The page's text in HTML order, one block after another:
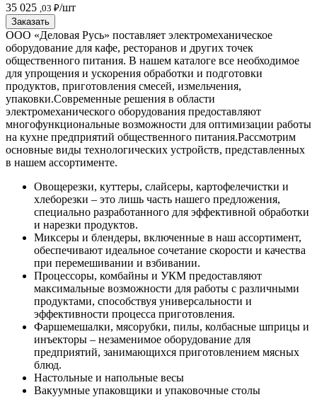
35 025 ,03 ₽/шт
Заказать
ООО «Деловая Русь» поставляет электромеханическое
оборудование для кафе, ресторанов и других точек
общественного питания. В нашем каталоге все необходимое
для упрощения и ускорения обработки и подготовки
продуктов, приготовления смесей, измельчения,
упаковки.Современные решения в области
электромеханического оборудования предоставляют
многофункциональные возможности для оптимизации работы
на кухне предприятий общественного питания.Рассмотрим
основные виды технологических устройств, представленных
в нашем ассортименте.
Овощерезки, куттеры, слайсеры, картофелечистки и
хлеборезки – это лишь часть нашего предложения,
специально разработанного для эффективной обработки
и нарезки продуктов.
Миксеры и блендеры, включенные в наш ассортимент,
обеспечивают идеальное сочетание скорости и качества
при перемешивании и взбивании.
Процессоры, комбайны и УКМ предоставляют
максимальные возможности для работы с различными
продуктами, способствуя универсальности и
эффективности процесса приготовления.
Фаршемешалки, мясорубки, пилы, колбасные шприцы и
инъекторы – незаменимое оборудование для
предприятий, занимающихся приготовлением мясных
блюд.
Настольные и напольные весы
Вакуумные упаковщики и упаковочные столы